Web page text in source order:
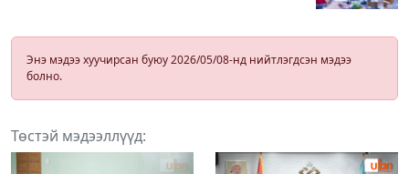
Энэ мэдээ хуучирсан буюу 2026/05/08-нд нийтлэгдсэн мэдээ
болно.
Төстэй мэдээллүүд: